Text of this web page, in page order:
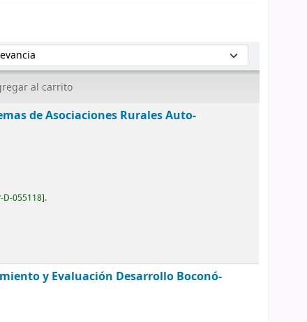
por:
al carrito
de Asociaciones Rurales Auto-
D-055118 .
y Evaluación Desarrollo Boconó-